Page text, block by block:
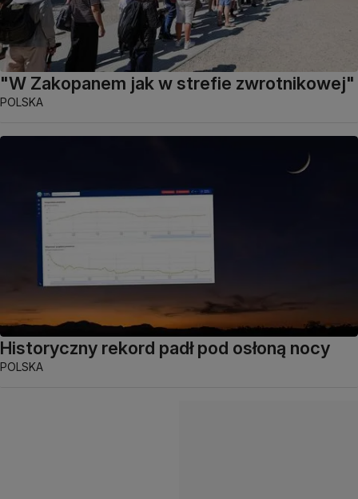
"W Zakopanem jak w strefie zwrotnikowej"
POLSKA
Historyczny rekord padł pod osłoną nocy
POLSKA